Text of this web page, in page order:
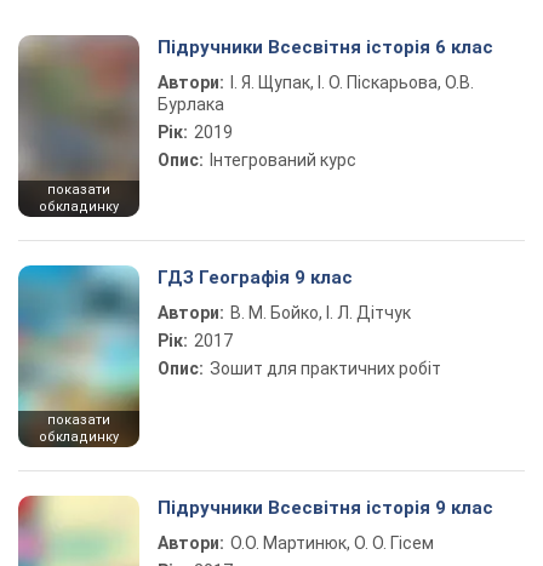
показати
обкладинку
Підручники Всесвітня історія 6 клас
Автори:
І. Я. Щупак, І. О. Піскарьова, О.В.
Бурлака
Рік: 2019
Опис: Інтегрований курс
показати
обкладинку
ГДЗ Географія 9 клас
Автори: В. М. Бойко, І. Л. Дітчук
Рік: 2017
Опис: Зошит для практичних робіт
Підручники Всесвітня історія 9 клас
Автори: О.О. Мартинюк, О. О. Гісем